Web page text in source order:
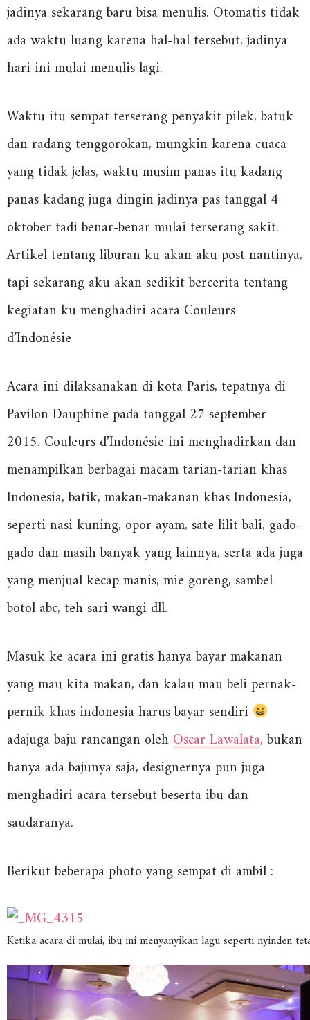
jadinya sekarang baru bisa menulis. Otomatis tidak
ada waktu luang karena hal-hal tersebut, jadinya
hari ini mulai menulis lagi.
Waktu itu sempat terserang penyakit pilek, batuk
dan radang tenggorokan, mungkin karena cuaca
yang tidak jelas, waktu musim panas itu kadang
panas kadang juga dingin jadinya pas tanggal 4
oktober tadi benar-benar mulai terserang sakit.
Artikel tentang liburan ku akan aku post nantinya,
tapi sekarang aku akan sedikit bercerita tentang
kegiatan ku menghadiri acara Couleurs
d’Indonésie
Acara ini dilaksanakan di kota Paris, tepatnya di
Pavilon Dauphine pada tanggal 27 september
2015. Couleurs d’Indonésie ini menghadirkan dan
menampilkan berbagai macam tarian-tarian khas
Indonesia, batik, makan-makanan khas Indonesia,
seperti nasi kuning, opor ayam, sate lilit bali, gado-
gado dan masih banyak yang lainnya, serta ada juga
yang menjual kecap manis, mie goreng, sambel
botol abc, teh sari wangi dll.
Masuk ke acara ini gratis hanya bayar makanan
yang mau kita makan, dan kalau mau beli pernak-
pernik khas indonesia harus bayar sendiri
adajuga baju rancangan olehOscar Lawalata, bukan
hanya ada bajunya saja, designernya pun juga
menghadiri acara tersebut beserta ibu dan
saudaranya.
Berikut beberapa photo yang sempat di ambil :
Ketika acara di mulai, ibu ini menyanyikan lagu seperti nyinden